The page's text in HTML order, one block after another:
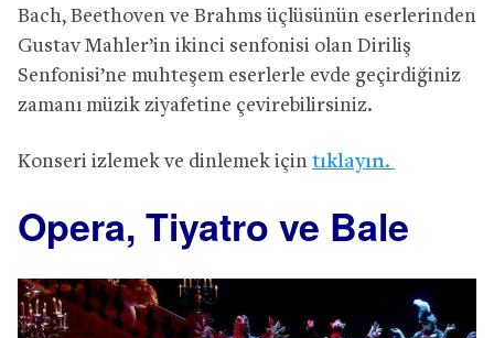
Bach, Beethoven ve Brahms üçlüsünün eserlerinden
Gustav Mahler’in ikinci senfonisi olan Diriliş
Senfonisi’ne muhteşem eserlerle evde geçirdiğiniz
zamanı müzik ziyafetine çevirebilirsiniz.
Konseri izlemek ve dinlemek için tıklayın.
Opera, Tiyatro ve Bale